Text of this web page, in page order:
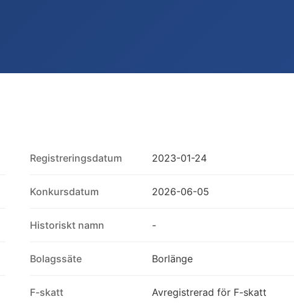
Registreringsdatum 2023-01-24
Konkursdatum 2026-06-05
Historiskt namn -
Bolagssäte Borlänge
F-skatt Avregistrerad för F-skatt